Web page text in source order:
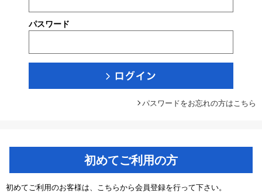
パスワード
パスワードをお忘れの方はこちら
初めてご利用の方
初めてご利用のお客様は、こちらから会員登録を行って下さい。